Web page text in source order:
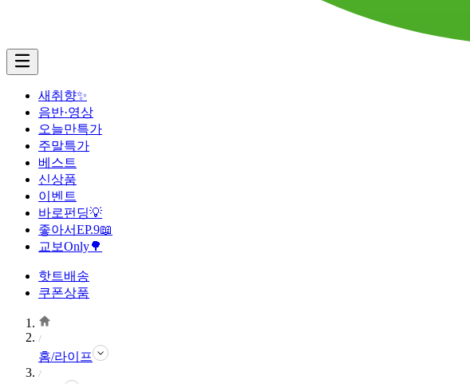
새취향✨
음반·영상
오늘만특가
주말특가
베스트
신상품
이벤트
바로펀딩💡
좋아서EP.9📖
교보Only🌳
핫트배송
쿠폰상품
홈/라이프